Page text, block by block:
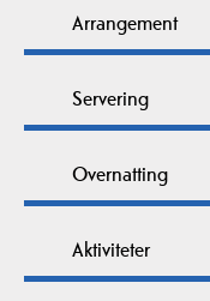
Arrangement
Servering
Overnatting
Aktiviteter